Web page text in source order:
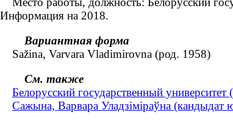
Информация на 2018.
Вариантная форма
Sažina, Varvara Vladimirovna (род. 1958)
См. также
Белорусский государственный
Сажына, Варвара Уладзіміраўна